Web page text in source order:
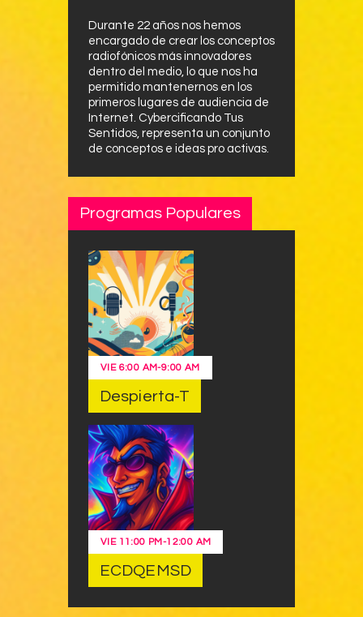
Durante 22 años nos hemos
encargado de crear los conceptos
radiofónicos más innovadores
dentro del medio, lo que nos ha
permitido mantenernos en los
primeros lugares de audiencia de
Internet. Cybercificando Tus
Sentidos, representa un conjunto
de conceptos e ideas pro activas.
Programas Populares
VIE 6:00 AM-9:00 AM
Despierta-T
VIE 11:00 PM -12:00 AM
ECDQEMSD